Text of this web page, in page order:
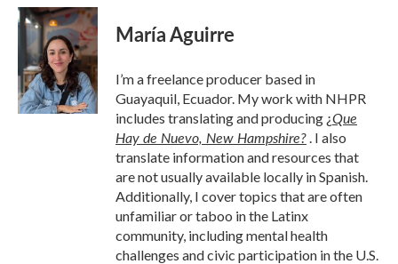
c
e
o
k
i
t
t
e
r
n
k
e
d
I
n
María Aguirre
I’m a freelance producer based in
Guayaquil, Ecuador. My work with NHPR
includes translating and producing ¿Que
Hay de Nuevo, New Hampshire?. I also
translate information and resources that
are not usually available locally in Spanish.
Additionally, I cover topics that are often
unfamiliar or taboo in the Latinx
community, including mental health
challenges and civic participation in the U.S.